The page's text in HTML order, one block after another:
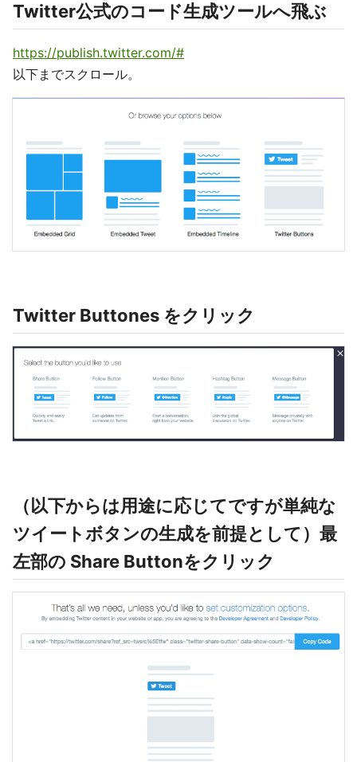
Twitter公式のコード生成ツールへ飛ぶ
https://publish.twitter.com/#
以下までスクロール。
Twitter Buttones をクリック
（以下からは用途に応じてですが単純な
ツイートボタンの生成を前提として）最
左部の Share Buttonをクリック